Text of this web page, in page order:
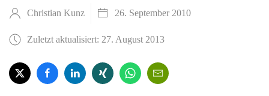
Christian Kunz 26. September 2010
Zuletzt aktualisiert: 27. August 2013